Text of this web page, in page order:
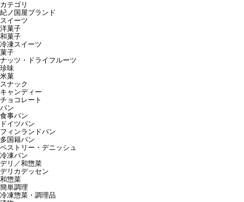
カテゴリ
紀ノ国屋ブランド
スイーツ
洋菓子
和菓子
冷凍スイーツ
菓子
ナッツ・ドライフルーツ
珍味
米菓
スナック
キャンディー
チョコレート
パン
食事パン
ドイツパン
フィンランドパン
多国籍パン
ペストリー・デニッシュ
冷凍パン
デリ／和惣菜
デリカデッセン
和惣菜
簡単調理
冷凍惣菜・調理品